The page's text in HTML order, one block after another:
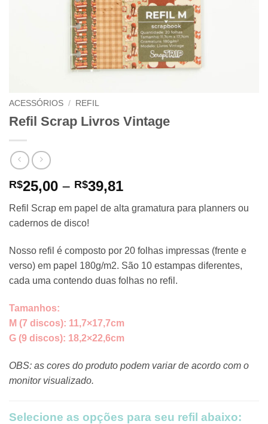
ACESSÓRIOS / REFIL
Refil Scrap Livros Vintage
R$25,00 – R$39,81Price
R$25,00
R$39,81
Refil Scrap em papel de alta gramatura para planners ou
cadernos de disco!
Nosso refil é composto por 20 folhas impressas (frente e
verso) em papel 180g/m2. São 10 estampas diferentes,
cada uma contendo duas folhas no refil.
Tamanhos:
M (7 discos): 11,7×17,7cm
G (9 discos): 18,2×22,6cm
OBS: as cores do produto podem variar de acordo com o
monitor visualizado.
Selecione as opções para seu refil abaixo: